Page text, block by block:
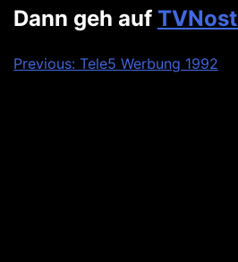
Dann geh auf
Beitragsnavigation
Previous: Tele5 Werbung 1992